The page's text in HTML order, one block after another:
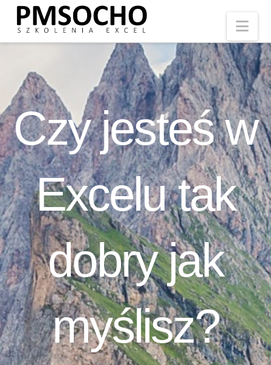
Czy jesteś w
Excelu tak
dobry jak
myślisz?